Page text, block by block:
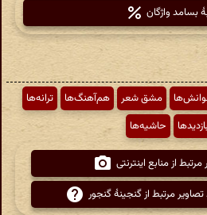
بسامد واژگان
مشق شعر هم‌آهنگ‌ها
ترانه‌ها
حاشیه‌ها
از منابع اینترنتی
مرتبط از گنجینهٔ گنجور